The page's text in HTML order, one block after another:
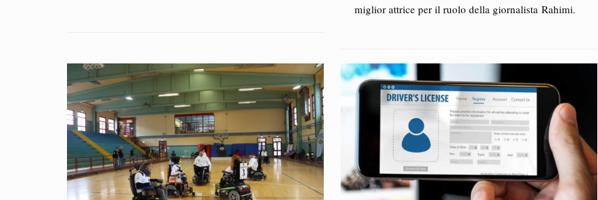
miglior attrice per il ruolo della giornalista Rahimi.